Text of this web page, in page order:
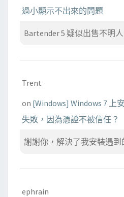
過小顯示不出來的問題
Bartender 5 疑似出售不明人
Trent
on [Windows] Windows 7 上
失敗，因為憑證不被信任？
謝謝你，解決了我安裝遇到
ephrain